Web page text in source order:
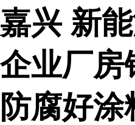
嘉兴 新
企业厂房
防腐好涂